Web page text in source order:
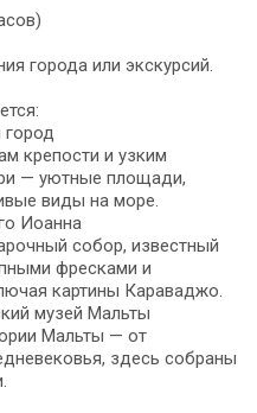
города или экскурсий.
крепости и узким
— уютные площади,
виды на море.
Иоанна
собор, известный
фресками и
картины Караваджо.
музей Мальты
Мальты — от
здесь собраны